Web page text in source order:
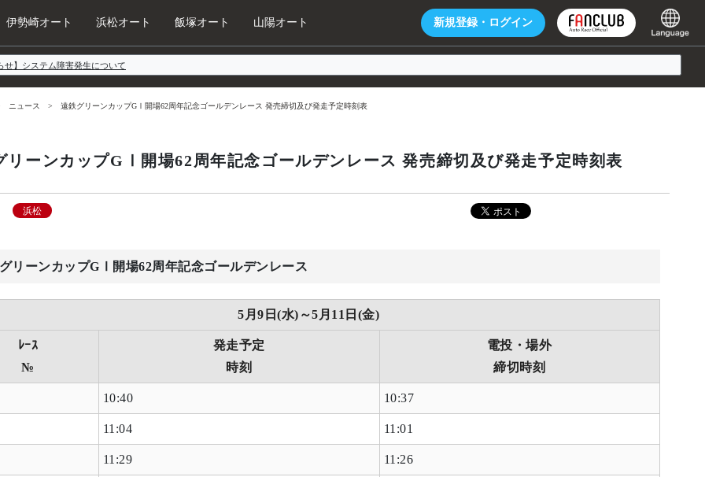
新規登録・ ログイン
伊勢崎オート 浜松オート 飯塚オート 山陽オート
せ】システム障害発生について
ニュース 遠鉄グリーンカップGⅠ開場62周年記念ゴールデンレース 発売締切及び発走予定時刻表
リーンカップGⅠ開場62周年記念ゴールデンレース 発売締切及び発走予定時刻表
浜松
リーンカップGⅠ開場62周年記念ゴールデンレース
5月9日(水)～5月11日(金)
ﾚｰｽ
№
発走予定
時刻
電投・場外
締切時刻
10:40 10:37
11:04 11:01
11:29 11:26